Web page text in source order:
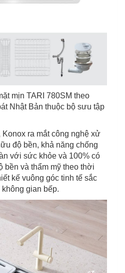
mịn TARI 780SM theo
Nhật Bản thuộc bộ sưu tập
ra mắt công nghệ xử
độ bền, khả năng chống
với sức khỏe và 100% có
bền và thẩm mỹ theo thời
kế vuông góc tinh tế sắc
gian bếp.